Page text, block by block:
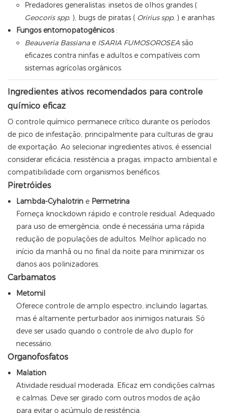
Predadores generalistas: insetos de olhos grandes (
Geocoris spp. ), bugs de piratas ( Oririus spp. ) e aranhas
Fungos entomopatogênicos :
Beauveria Bassiana e ISARIA FUMOSOROSEA são
eficazes contra ninfas e adultos e compatíveis com
sistemas agrícolas orgânicos.
Ingredientes ativos recomendados para controle
químico eficaz
O controle químico permanece crítico durante os períodos
de pico de infestação, principalmente para culturas de grau
de exportação. Ao selecionar ingredientes ativos, é essencial
considerar eficácia, resistência a pragas, impacto ambiental e
compatibilidade com organismos benéficos.
Piretróides
Lambda-Cyhalotrin e Permetrina
Forneça knockdown rápido e controle residual. Adequado
para uso de emergência, onde é necessária uma rápida
redução de populações de adultos. Melhor aplicado no
início da manhã ou no final da noite para minimizar os
danos aos polinizadores.
Carbamatos
Metomil
Oferece controle de amplo espectro, incluindo lagartas,
mas é altamente perturbador aos inimigos naturais. Só
deve ser usado quando o controle de alvo duplo for
necessário.
Organofosfatos
Malation
Atividade residual moderada. Eficaz em condições calmas
e calmas. Deve ser girado com outros modos de ação
para evitar o acúmulo de resistência.